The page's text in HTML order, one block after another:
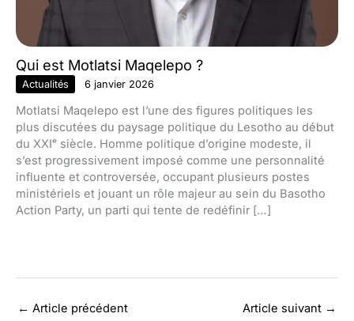
Qui est Motlatsi Maqelepo ?
Actualités 6 janvier 2026
Motlatsi Maqelepo est l’une des figures politiques les
plus discutées du paysage politique du Lesotho au début
du XXIᵉ siècle. Homme politique d’origine modeste, il
s’est progressivement imposé comme une personnalité
influente et controversée, occupant plusieurs postes
ministériels et jouant un rôle majeur au sein du Basotho
Action Party, un parti qui tente de redéfinir […]
← Article précédent Article suivant →